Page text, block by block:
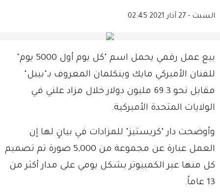
السبت - 27 آذار 2021 02:45
بيع عمل رقمي يحمل اسم "كل يوم أول 5000 يوم"
للفنان الأميركي مايك وينكلمان المعروف بـ"بيبل"
مقابل نحو 69.3 مليون دولار خلال مزاد علني في
الولايات المتحدة الأميركية.
وأوضحت دار "كريستيز" للمزادات في بيانٍ لها إن
العمل عبارة عن مجموعة من 5,000 صورة تم تصميم
كل منها عبر الكمبيوتر بشكل يومي على مدار أكثر من
13 عاماً.